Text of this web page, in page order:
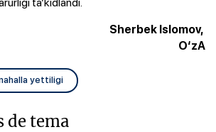
Sherbek Islomov,
O‘zA
yettiligi
de tema